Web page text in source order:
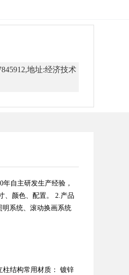
地址:经济技术
自主研发生产经验，
、颜色、配置。 2.产品
系统、滚动换画系统
柱结构常用材质： 镀锌